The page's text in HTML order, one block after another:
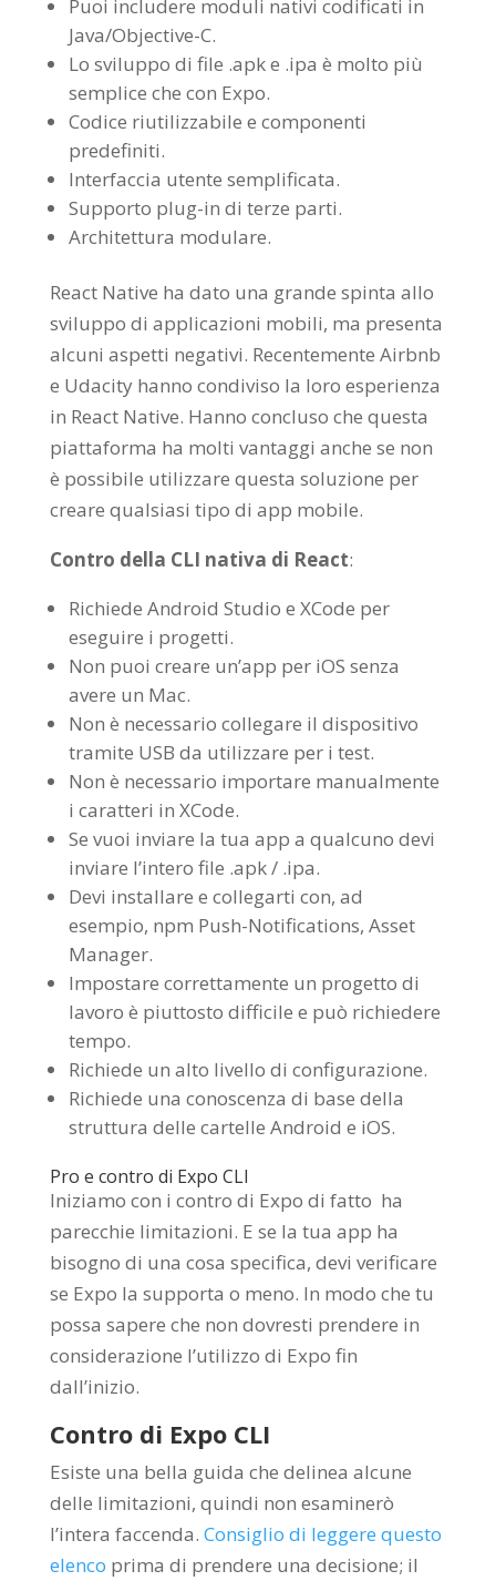
Puoi includere moduli nativi codificati in
Java/Objective-C.
Lo sviluppo di file .apk e .ipa è molto più
semplice che con Expo.
Codice riutilizzabile e componenti
predefiniti.
Interfaccia utente semplificata.
Supporto plug-in di terze parti.
Architettura modulare.
React Native ha dato una grande spinta allo
sviluppo di applicazioni mobili, ma presenta
alcuni aspetti negativi. Recentemente Airbnb
e Udacity hanno condiviso la loro esperienza
in React Native. Hanno concluso che questa
piattaforma ha molti vantaggi anche se non
è possibile utilizzare questa soluzione per
creare qualsiasi tipo di app mobile.
Contro della CLI nativa di React:
Richiede Android Studio e XCode per
eseguire i progetti.
Non puoi creare un’app per iOS senza
avere un Mac.
Non è necessario collegare il dispositivo
tramite USB da utilizzare per i test.
Non è necessario importare manualmente
i caratteri in XCode.
Se vuoi inviare la tua app a qualcuno devi
inviare l’intero file .apk / .ipa.
Devi installare e collegarti con, ad
esempio, npm Push-Notifications, Asset
Manager.
Impostare correttamente un progetto di
lavoro è piuttosto difficile e può richiedere
tempo.
Richiede un alto livello di configurazione.
Richiede una conoscenza di base della
struttura delle cartelle Android e iOS.
Pro e contro di Expo CLI
Iniziamo con i contro di Expo di fatto ha
parecchie limitazioni. E se la tua app ha
bisogno di una cosa specifica, devi verificare
se Expo la supporta o meno. In modo che tu
possa sapere che non dovresti prendere in
considerazione l’utilizzo di Expo fin
dall’inizio.
Contro di Expo CLI
Esiste una bella guida che delinea alcune
delle limitazioni, quindi non esaminerò
l’intera faccenda. Consiglio di leggere questo
elenco prima di prendere una decisione; il